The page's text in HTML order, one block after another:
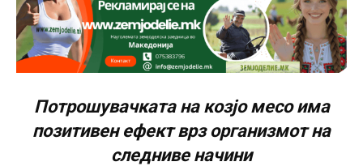
Потрошувачката на козјо месо има
позитивен ефект врз организмот на
следниве начини